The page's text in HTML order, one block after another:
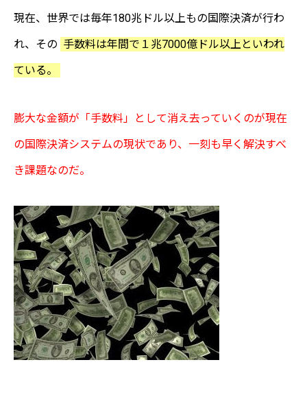
現在、世界では毎年180兆ドル以上もの国際決済が行わ
れ、その 手数料は年間で１兆7000億ドル以上といわれ
ている。
膨大な金額が「手数料」として消え去っていくのが現在
の国際決済システムの現状であり、一刻も早く解決すべ
き課題なのだ。